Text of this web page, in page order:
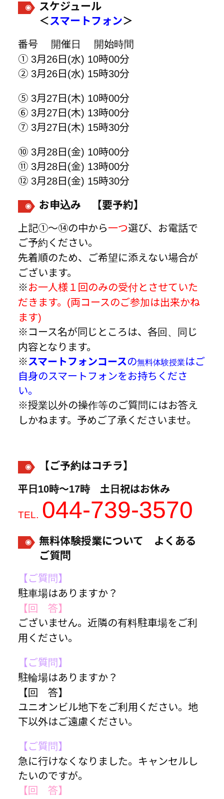
スケジュール
＜スマートフォン＞
番号 開催日 開始時間
① 3月26日(水) 10時00分
② 3月26日(水) 15時30分
⑤ 3月27日(木) 10時00分
⑥ 3月27日(木) 13時00分
⑦ 3月27日(木) 15時30分
⑩ 3月28日(金) 10時00分
⑪ 3月28日(金) 13時00分
⑫ 3月28日(金) 15時30分
お申込み 【要予約】
上記①～⑭の中から一つ選び、お電話で
ご予約ください。
先着順のため、ご希望に添えない場合が
ございます。
※お一人様１回のみの受付とさせていた
だきます。(両コースのご参加は出来かね
ます)
※コース名が同じところは、各回、同じ
内容となります。
※スマートフォンコースの無料体験授業はご
自身のスマートフォンをお持ちくださ
い。
※授業以外の操作等のご質問にはお答え
しかねます。予めご了承くださいませ。
【ご予約はコチラ】
平日10時～17時 土日祝はお休み
TEL. 044-739-3570
無料体験授業について よくある
ご質問
【ご質問】
駐車場はありますか？
【回 答】
ございません。近隣の有料駐車場をご利
用ください。
【ご質問】
駐輪場はありますか？
【回 答】
ユニオンビル地下をご利用ください。地
下以外はご遠慮ください。
【ご質問】
急に行けなくなりました。キャンセルし
たいのですが。
【回 答】